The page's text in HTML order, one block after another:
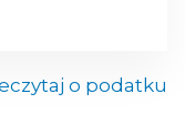
o podatku